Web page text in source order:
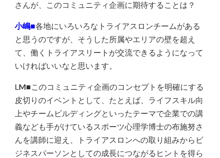
さんが、このコミュニティ企画に期待することは？
小嶋■各地にいろいろなトライアスロンチームがある
と思うのですが、そうした所属やエリアの壁を超え
て、働くトライアスリートが交流できるようになって
いければいいなと思います。
LM■このコミュニティ企画のコンセプトを明確にする
皮切りのイベントとして、たとえば、ライフスキル向
上やチームビルディングといったテーマで企業での講
義なども手がけているスポーツ心理学博士の布施努さ
んを講師に迎え、トライアスロンへの取り組みからビ
ジネスパーソンとしての成長につながるヒントを得ら